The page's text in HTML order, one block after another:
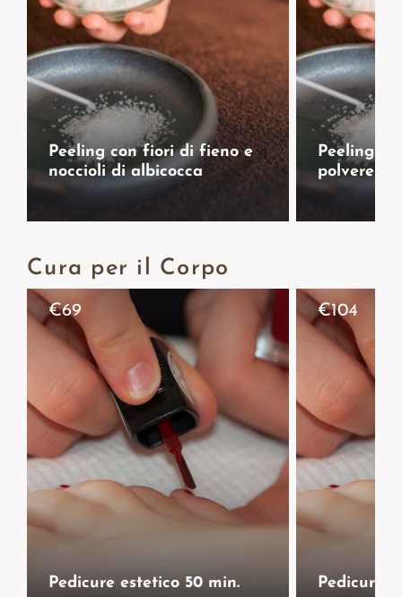
Peeling con fiori di fieno e
noccioli di albicocca
Peeling
polvere di
Cura per il Corpo
€69
Pedicure estetico 50 min.
€104
Pedicure